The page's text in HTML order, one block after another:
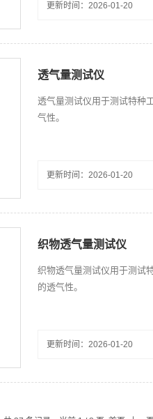
更新时间：2026-01-20
透气量测试仪
透气量测试仪用于测试特种
气性。
更新时间：2026-01-20
织物透气量测试仪
织物透气量测试仪用于测试
的透气性。
更新时间：2026-01-20